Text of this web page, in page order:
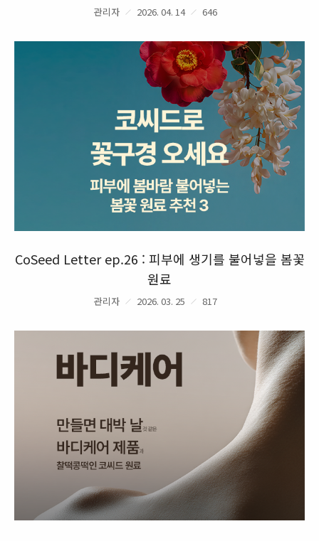
관리자 2026. 04. 14 646
CoSeed Letter ep.26 : 피부에 생기를 불어넣을 봄꽃
원료
관리자 2026. 03. 25 817